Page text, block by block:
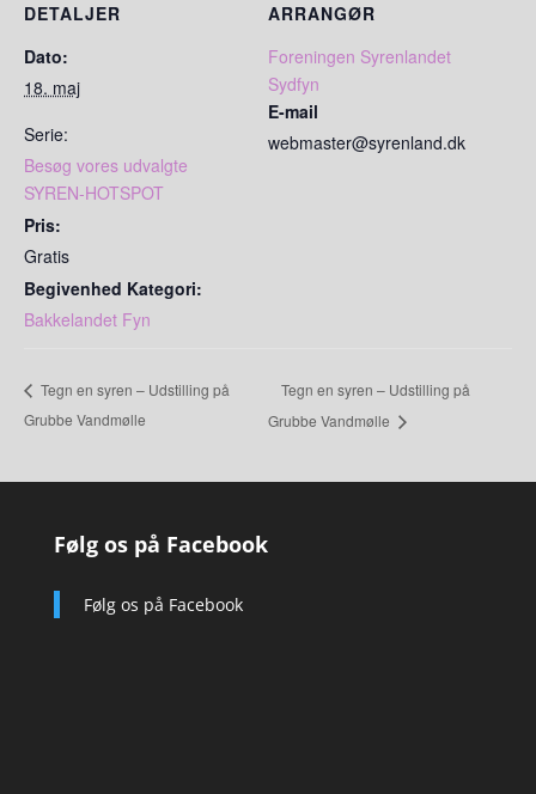
DETALJER
Dato:
18. maj
Serie:
Besøg vores udvalgte
SYREN-HOTSPOT
Pris:
Gratis
Begivenhed Kategori:
Bakkelandet Fyn
ARRANGØR
Foreningen Syrenlandet
Sydfyn
E-mail
webmaster@syrenland.dk
Tegn en syren – Udstilling på
Grubbe Vandmølle
Tegn en syren – Udstilling på
Grubbe Vandmølle
Følg os på Facebook
Følg os på Facebook